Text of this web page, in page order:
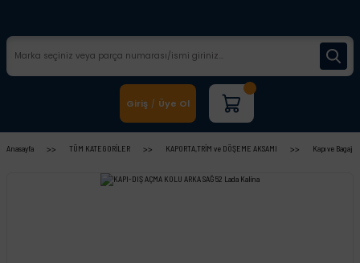
Giriş / Üye Ol
Anasayfa TÜM KATEGORİLER KAPORTA,TRİM ve DÖŞEME AKSAMI Kapı ve Bagaj